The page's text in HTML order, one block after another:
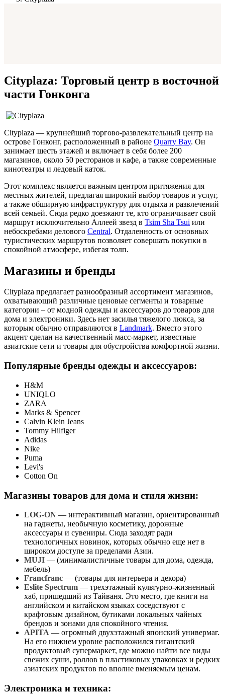
Cityplaza: Торговый центр в восточной
части Гонконга
Cityplaza — крупнейший торгово-развлекательный центр на
острове Гонконг, расположенный в районе Quarry Bay. Он
занимает шесть этажей и включает в себя более 200
магазинов, около 50 ресторанов и кафе, а также современные
кинотеатры и ледовый каток.
Этот комплекс является важным центром притяжения для
местных жителей, предлагая широкий выбор товаров и услуг,
а также обширную инфраструктуру для отдыха и развлечений
всей семьей. Сюда редко доезжают те, кто ограничивает свой
маршрут исключительно Аллеей звезд в Tsim Sha Tsui или
небоскребами делового Central. Отдаленность от основных
туристических маршрутов позволяет совершать покупки в
спокойной атмосфере, избегая толп.
Магазины и бренды
Cityplaza предлагает разнообразный ассортимент магазинов,
охватывающий различные ценовые сегменты и товарные
категории – от модной одежды и аксессуаров до товаров для
дома и электроники. Здесь нет засилья тяжелого люкса, за
которым обычно отправляются в Landmark. Вместо этого
акцент сделан на качественный масс-маркет, известные
азиатские сети и товары для обустройства комфортной жизни.
Популярные бренды одежды и аксессуаров:
H&M
UNIQLO
ZARA
Marks & Spencer
Calvin Klein Jeans
Tommy Hilfiger
Adidas
Nike
Puma
Levi's
Cotton On
Магазины товаров для дома и стиля жизни:
LOG-ON — интерактивный магазин, ориентированный
на гаджеты, необычную косметику, дорожные
аксессуары и сувениры. Сюда заходят ради
технологичных новинок, которых обычно еще нет в
широком доступе за пределами Азии.
MUJI — (минималистичные товары для дома, одежда,
мебель)
Francfranc — (товары для интерьера и декора)
Eslite Spectrum — трехэтажный культурно-жизненный
хаб, пришедший из Тайваня. Это место, где книги на
английском и китайском языках соседствуют с
крафтовым дизайном, бутиками локальных чайных
брендов и зонами для спокойного чтения.
APITA — огромный двухэтажный японский универмаг.
На его нижнем уровне расположился гигантский
продуктовый супермаркет, где можно найти все виды
свежих суши, роллов в пластиковых упаковках и редких
азиатских продуктов по вполне вменяемым ценам.
Электроника и техника: